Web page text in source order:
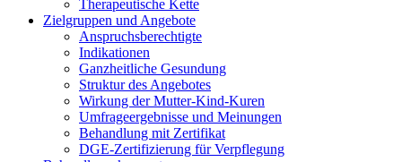
Therapeutische Kette
Zielgruppen und Angebote
Anspruchsberechtigte
Indikationen
Ganzheitliche Gesundung
Struktur des Angebotes
Wirkung der Mutter-Kind-Kuren
Umfrageergebnisse und Meinungen
Behandlung mit Zertifikat
DGE-Zertifizierung für Verpflegung